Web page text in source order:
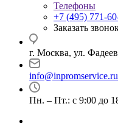
Телефоны
+7 (495) 771-
Заказать
г. Москва, ул.
info@inpromservice.ru
Пн. – Пт.: с 9:00 до